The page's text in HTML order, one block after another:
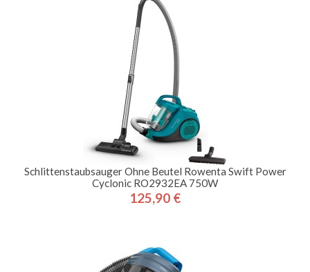
Schlittenstaubsauger Ohne Beutel Rowenta Swift Power
Cyclonic RO2932EA 750W
Preis
125,90 €